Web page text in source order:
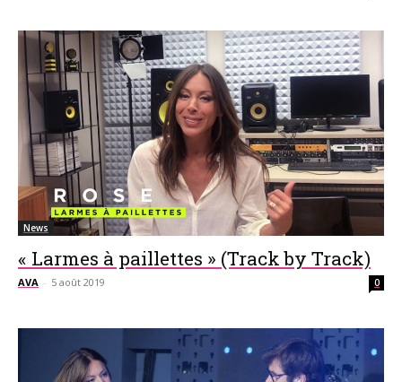
News
« Larmes à paillettes » (Track by Track)
AVA - 5 août 2019 0